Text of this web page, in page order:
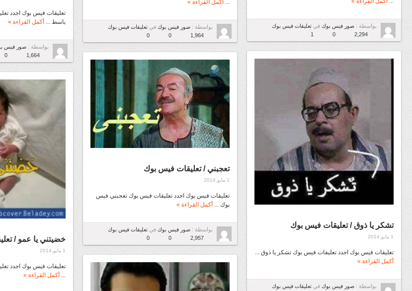
بواسطة : صور فيس بوك في تعليقات فيس بوك
2,294
0
1
أكمل القراءة »
بواسطة : صور فيس بوك في تعليقات فيس بوك
1,964
0
0
تعليقات فيس بوك اجدد
باسط ... أكمل القراءة »
بواسطة : صور فيس
1,664
0
تشكر يا ذوق / تعليقات فيس بوك
1 مايو,2014
تعليقات فيس بوك اجدد تعليقات فيس بوك تشكر يا ذوق ...
أكمل القراءة »
بواسطة : صور فيس بوك في تعليقات فيس بوك
تعجبني / تعليقات فيس بوك
1 مايو,2014
تعليقات فيس بوك اجدد تعليقات فيس بوك تعجبني فيس
بوك ... أكمل القراءة »
بواسطة : صور فيس بوك في تعليقات فيس بوك
2,957
0
0 خضيتني يا عمو /
1 مايو,2014
تعليقات فيس بوك اجدد
... أكمل القراءة »